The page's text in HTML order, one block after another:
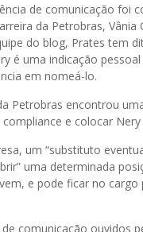
de comunicação foi
da Petrobras, Vânia
do blog, Prates tem
é uma indicação pessoal
em nomeá-lo.
Petrobras encontrou
e colocar
um “substituto
uma determinada
e pode ficar no
comunicação ouvidos